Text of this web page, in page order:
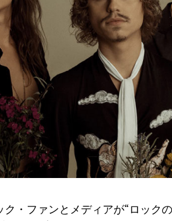
ク・ファンとメディアが“ロック